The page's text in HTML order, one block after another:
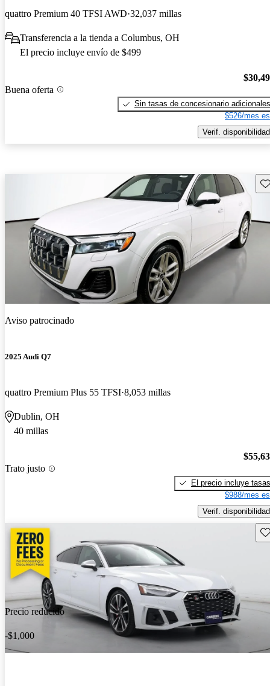
quattro Premium 40 TFSI AWD 32,037 millas
Transferencia a la tienda a Columbus, OH
El precio incluye envío de $499
Buena oferta
Sin tasas de concesionario adicionales
$526/mes
Verif. disponibilidad
Aviso patrocinado
2025 Audi Q7
quattro Premium Plus 55 TFSI 8,053 millas
Dublin, OH
40 millas
Trato justo
El precio incluye tasas
$988/mes
Verif. disponibilidad
Precio reducido
-$1,000